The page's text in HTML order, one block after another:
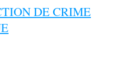
DE CRIME